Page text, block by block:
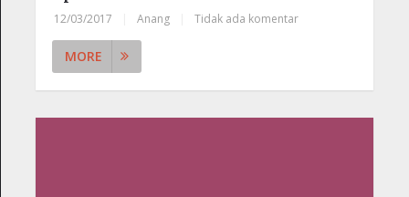
12/03/2017 Anang Tidak ada komentar
MORE